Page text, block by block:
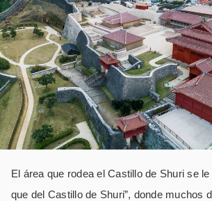
El área que rodea el Castillo de Shuri se
que del Castillo de Shuri”, donde muchos